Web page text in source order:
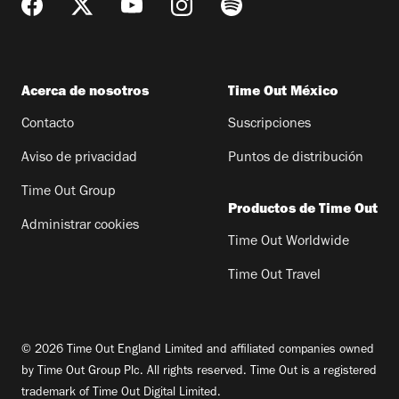
Acerca de nosotros
Contacto
Aviso de privacidad
Time Out Group
Administrar cookies
Time Out México
Suscripciones
Puntos de distribución
Productos de Time Out
Time Out Worldwide
Time Out Travel
© 2026 Time Out England Limited and affiliated companies owned
by Time Out Group Plc. All rights reserved. Time Out is a registered
trademark of Time Out Digital Limited.